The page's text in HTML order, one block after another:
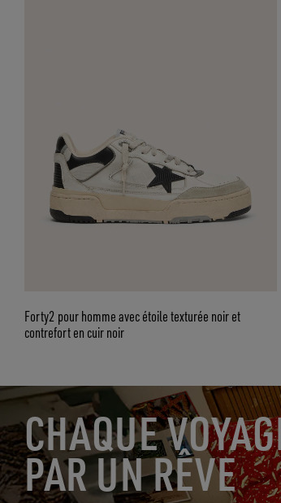
Forty2 pour homme avec étoile texturée noir et
contrefort en cuir noir
CHAQUE
PAR UN RÊVE